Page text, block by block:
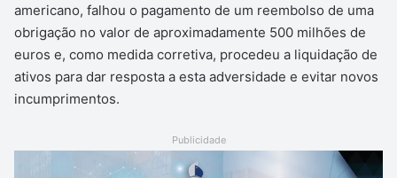
americano, falhou o pagamento de um reembolso de uma
obrigação no valor de aproximadamente 500 milhões de
euros e, como medida corretiva, procedeu a liquidação de
ativos para dar resposta a esta adversidade e evitar novos
incumprimentos.
Publicidade